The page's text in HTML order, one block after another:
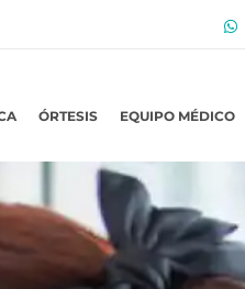
ÓRTESIS EQUIPO MÉDICO